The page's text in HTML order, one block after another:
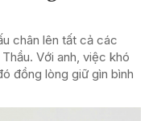
chân lên tất cả các
Với anh, việc khó
đồng lòng giữ gìn bình